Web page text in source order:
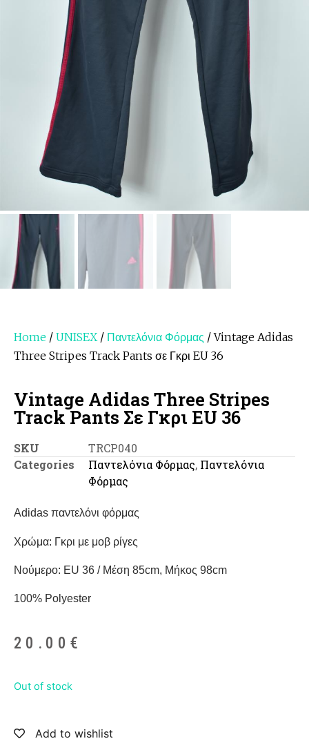
Home / UNISEX/ Παντελόνια Φόρμας / Vintage Adidas
Three Stripes Track Pants σε Γκρι EU 36
Vintage Adidas Three Stripes
Track Pants Σε Γκρι EU 36
SKU
TRCP040
Categories
Παντελόνια Φόρμας, Παντελόνια
Φόρμας
Adidas παντελόνι φόρμας
Χρώμα: Γκρι με μοβ ρίγες
Νούμερο: EU 36 / Μέση 85cm, Μήκος 98cm
100% Polyester
20.00 €
Out of stock
Add to wishlist